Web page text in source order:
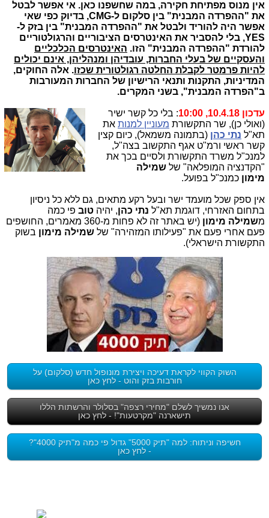
אין מנוס מפתיחת חקירה, במה שחשפנו כאן. אי אפשר לבטל
את "ההפרדה המבנית" בין סלקום ל-CMG, בדיוק כפי שאי
אפשר היה להוריד ולבטל את "ההפרדה המבנית" בין בזק ל-
YES, בלי להסביר את האינטרסים הציבוריים והרגולטוריים
להורדת "ההפרדה המבנית" הזו. האינטרסים הכלכליים
והעסקיים של בעלי החברות, עובדיהן ומנהליהן, אינם יכולים
להיות פרמטר לקבלת החלטה רגולטורית שכזו. אלה החוקים,
המדיניות, התקנות ותנאי הרישיון של החברות המעורבות
ב"הפרדה המבנית", בשני המקרים.
עדכון 10.4.18, 10:00 : בלי כל קשר ישיר
(ואולי כן), שר התקשורת מעוניין למנות את
תא"ל נתי כהן (בתמונה משמאל), כיום קצין
קשר ראשי ורמ"ט אגף התקשוב בצה"ל,
למנכ"ל משרד התקשורת ולסיים בכך את
"הקדנציה המופלאה" של שמילה
מימון כמנכ"ל בפועל.
אין ספק שכל מועמד ישר ובעל רקע מתאים, גם ללא כל ניסיון
בתחום האזרחי, דוגמת תא"ל נתי כהן, יהיה טוב פי כמה
משמילה מימון
(יש באתר זה לא פחות מ-360 מאמרים, החושפים
פעם אחרי פעם את "פעילותו המזהירה" של שמילה מימון בשוק
התקשורת הישראלי).
השוק הקווי לקראת דעיכה ויצירת מונופול חדש (סלקום) על
חורבות בזק והוט - לחץ כאן
אנו נמשיך לשלם "מחירי רצפה" בסלולר והרשתות הללו
תישארנה "מקרטעות"! - לחץ כאן
חשיפה וניתוח: למה "תיק 5000" גדול פי כמה מ"תיק 4000"?
- לחץ כאן